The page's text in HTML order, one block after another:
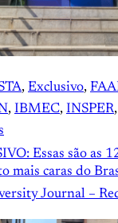
, Exclusivo,
, IBMEC, INSPER,
Essas são as
mais caras do
Journal –